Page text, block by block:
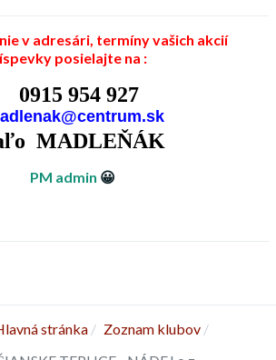
v adresári, termíny vašich akcií
posielajte na :
0915 954 927
MADLEŇÁK
PM admin 😀
stránka
Zoznam klubov